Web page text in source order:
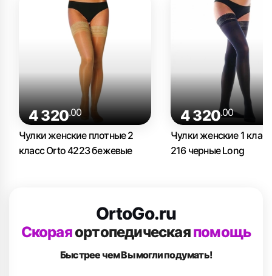
4 320.00
Чулки женские плотные 2
класс Orto 4223 бежевые
4 320.00
Чулки женские 1
216 черные Long
OrtoGo.ru
Скораяортопедическаяпомощь
Быстрее чем Вымогли подумать!